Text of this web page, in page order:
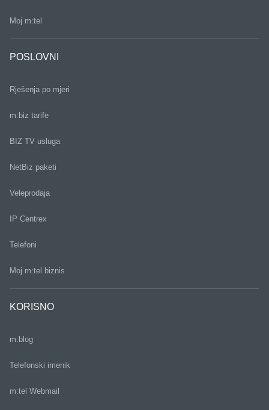
Moj m:tel
POSLOVNI
Rješenja po mjeri
m:biz tarife
BIZ TV usluga
NetBiz paketi
Veleprodaja
IP Centrex
Telefoni
Moj m:tel biznis
KORISNO
m:blog
Telefonski imenik
m:tel Webmail